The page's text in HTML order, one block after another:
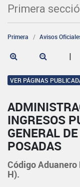
Primera
Primera Avisos
|
VER PÁGINAS
INGRESOS
GENERAL
POSADAS
Código
H).